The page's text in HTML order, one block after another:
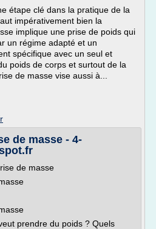
étape clé dans la pratique de la
impérativement bien la
implique une prise de poids qui
un régime adapté et un
spécifique avec un seul et
poids de corps et surtout de la
de masse vise aussi à...
de masse - 4-
de masse
prendre du poids ? Quels